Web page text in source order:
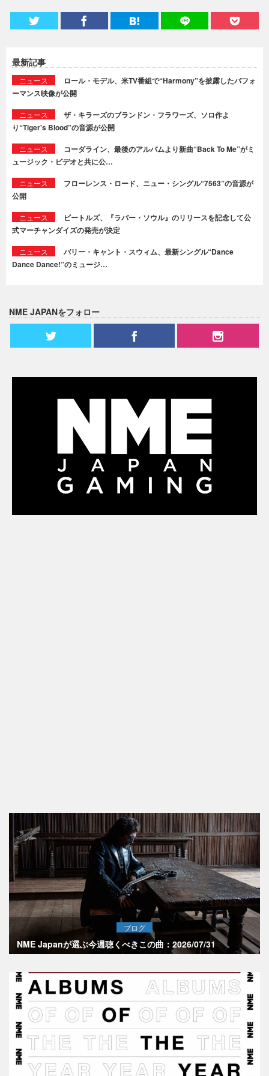
最新記事
ニュース
ロール・モデル、米TV番組で“Harmony”を披露したパフォ
ーマンス映像が公開
ニュース
ザ・キラーズのブランドン・フラワーズ、ソロ作よ
り“Tiger's Blood”の音源が公開
ニュース
コーダライン、最後のアルバムより新曲“Back To Me”がミ
ュージック・ビデオと共に公…
ニュース
フローレンス・ロード、ニュー・シングル“7563”の音源が
公開
ニュース
ビートルズ、『ラバー・ソウル』のリリースを記念して公
式マーチャンダイズの発売が決定
ニュース
バリー・キャント・スウィム、最新シングル“Dance
Dance Dance!”のミュージ…
NME JAPANをフォロー
ブログ
NME Japanが選ぶ今週聴くべきこの曲：2026/07/31